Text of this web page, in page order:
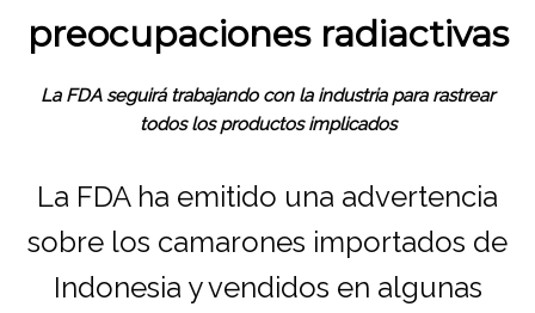
preocupaciones radiactivas
La FDA seguirá trabajando con la industria para rastrear
todos los productos implicados
La FDA ha emitido una advertencia
sobre los camarones importados de
Indonesia y vendidos en algunas